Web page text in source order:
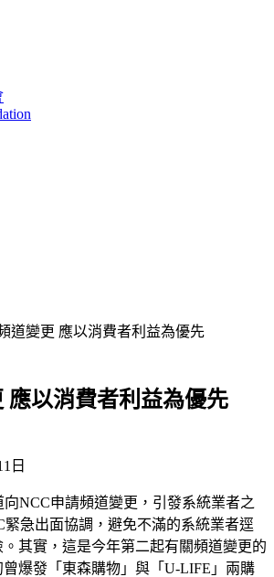
道變更 應以消費者利益為優先
應以消費者利益為優先
日
向NCC申請頻道變更，引發系統業者之
緊急出面協調，避免不滿的系統業者逕
其實，這是今年第二起有關頻道變更的
爆發「東森購物」與「U-LIFE」兩購